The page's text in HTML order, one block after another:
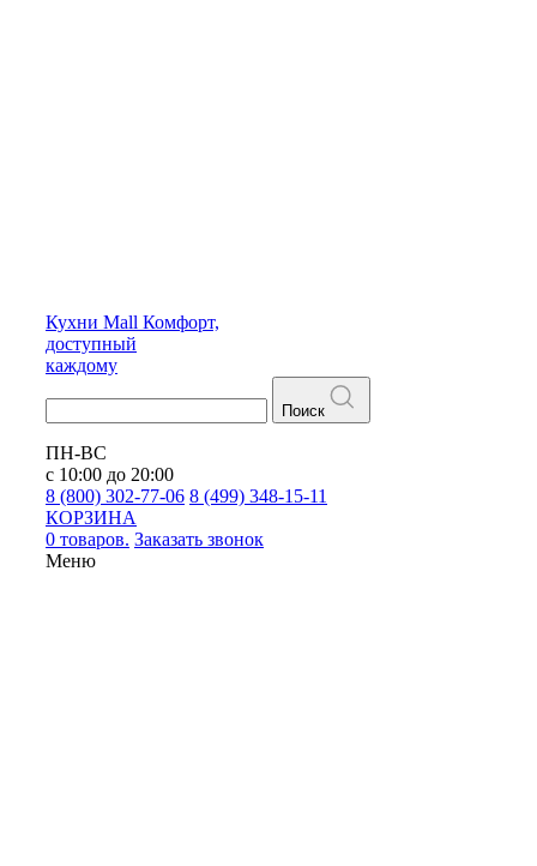
Кухни Mall Комфорт,
доступный
каждому
Поиск
ПН-ВС
с 10:00 до 20:00
8 (800) 302-77-06 8 (499) 348-15-11
КОРЗИНА
0 товаров. Заказать звонок
Меню